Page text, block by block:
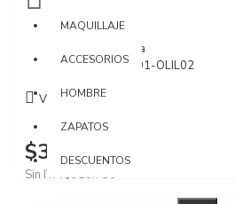
MAQUILLAJE
ACCESORIOS
HOMBRE
ZAPATOS
DESCUENTOS
Milonga
Modelo:OLI501-OLIL02
Visto: 137
$369.800
Sin IVA $310.756